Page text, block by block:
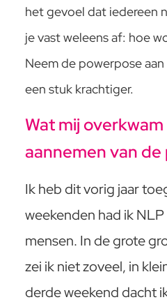
het gevoel dat iedereen
je vast weleens af: hoe
Neem de powerpose
een stuk krachtiger.
Wat mij
aannemen van
Ik heb dit vorig jaar
weekenden had ik
mensen. In de grote
zei ik niet zoveel, in
derde weekend dacht